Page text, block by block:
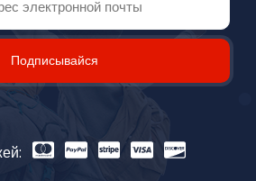
Подписывайся